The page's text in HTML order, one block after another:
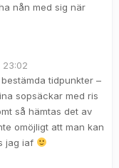
nån med sig när
23:02
tidpunkter –
sopsäckar med ris
så hämtas det av
omöjligt att man kan
jag iaf